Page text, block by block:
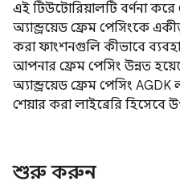
এই টিউটোরিয়ালটি বর্ণনা
অ্যান্ড্রয়েড ফ্রেম পেসিংকে
করা ফাংশনগুলি কীভাবে
আপনার ফ্রেম পেসিং উন্নত
অ্যান্ড্রয়েড ফ্রেম পেসিং AGDK
শেয়ার করা লাইব্রেরি হিসেবে
শুরু করুন